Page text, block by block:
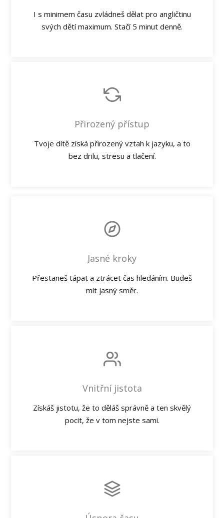
I s minimem času zvládneš dělat pro angličtinu
svých dětí maximum. Stačí 5 minut denně.
Přirozený přístup
Tvoje dítě získá přirozený vztah k jazyku, a to
bez drilu, stresu a tlačení.
Jasné kroky
Přestaneš tápat a ztrácet čas hledáním. Budeš
mít jasný směr.
Vnitřní jistota
Získáš jistotu, že to děláš správně a ten skvělý
pocit, že v tom nejste sami.